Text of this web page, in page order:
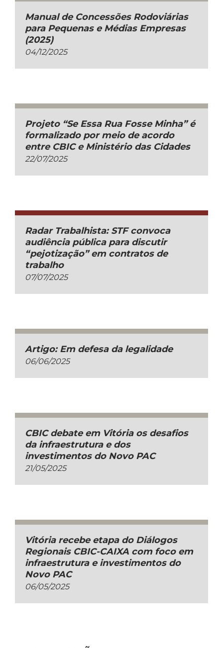
Manual de Concessões Rodoviárias
para Pequenas e Médias Empresas
(2025)
04/12/2025
Projeto “Se Essa Rua Fosse Minha” é
formalizado por meio de acordo
entre CBIC e Ministério das Cidades
22/07/2025
Radar Trabalhista: STF convoca
audiência pública para discutir
“pejotização” em contratos de
trabalho
07/07/2025
Artigo: Em defesa da legalidade
06/06/2025
CBIC debate em Vitória os desafios
da infraestrutura e dos
investimentos do Novo PAC
21/05/2025
Vitória recebe etapa do Diálogos
Regionais CBIC-CAIXA com foco em
infraestrutura e investimentos do
Novo PAC
06/05/2025